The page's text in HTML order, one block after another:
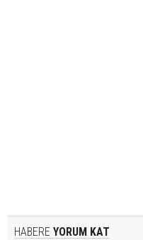
HABERE YORUM KAT